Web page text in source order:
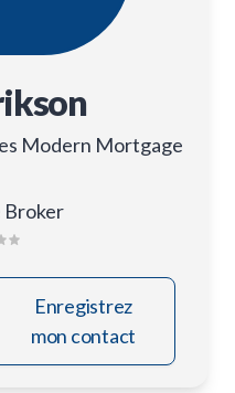
Modern Mortgage
Enregistrez
mon contact